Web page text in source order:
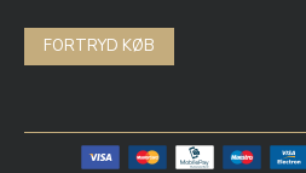
FORTRYD KØB